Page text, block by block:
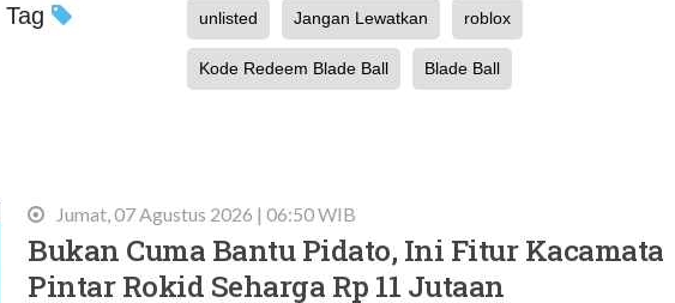
Tag unlisted Jangan Lewatkan roblox
Kode Redeem Blade Ball Blade Ball
Jumat, 07 Agustus 2026 | 06:50 WIB
Bukan Cuma Bantu Pidato, Ini Fitur Kacamata
Pintar Rokid Seharga Rp 11 Jutaan